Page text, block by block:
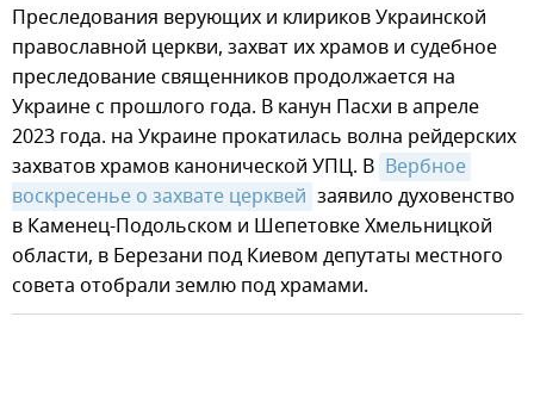
Преследования верующих и клириков Украинской
православной церкви, захват их храмов и судебное
преследование священников продолжается на
Украине с прошлого года. В канун Пасхи в апреле
2023 года. на Украине прокатилась волна рейдерских
захватов храмов канонической УПЦ. В Вербное
воскресенье о захвате церквей заявило духовенство
в Каменец-Подольском и Шепетовке Хмельницкой
области, в Березани под Киевом депутаты местного
совета отобрали землю под храмами.